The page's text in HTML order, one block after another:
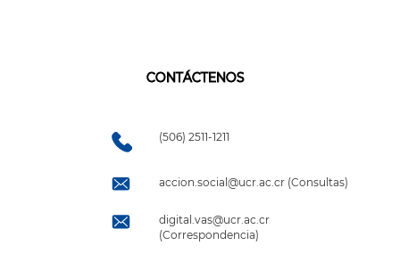
CONTÁCTENOS
(506) 2511-1211
accion.social@ucr.ac.cr (Consultas)
digital.vas@ucr.ac.cr
(Correspondencia)